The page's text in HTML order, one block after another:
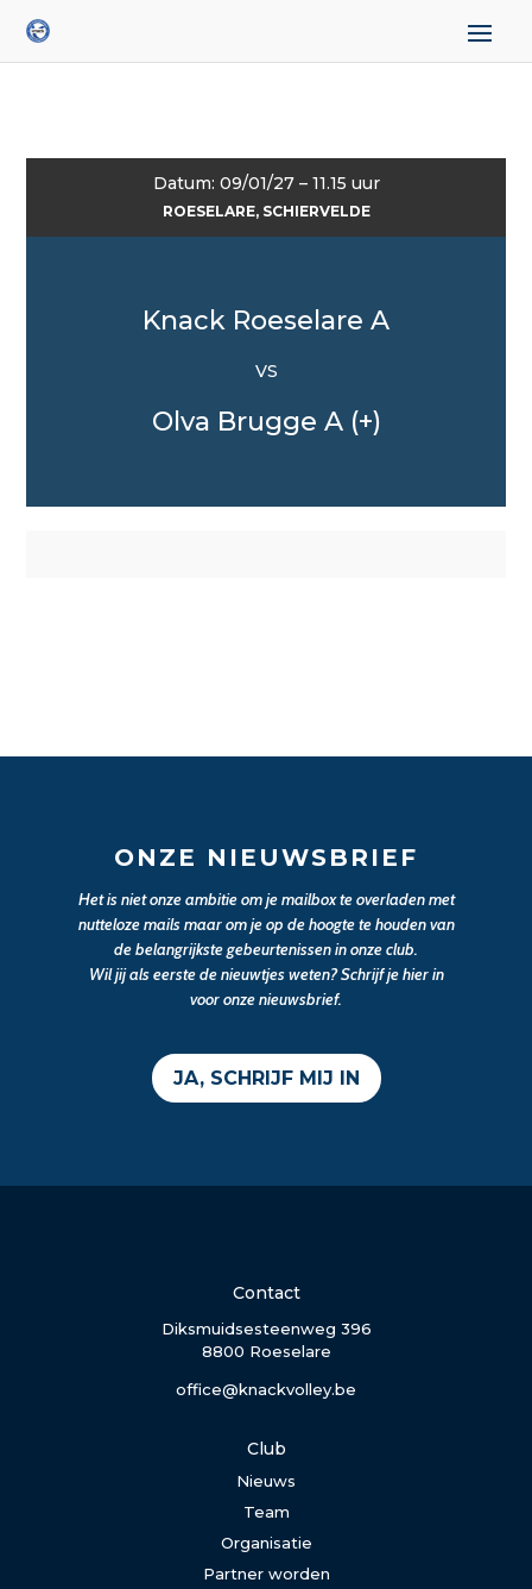
Datum: 09/01/27 – 11.15 uur
ROESELARE, SCHIERVELDE
Knack Roeselare A
VS
Olva Brugge A (+)
ONZE NIEUWSBRIEF
Het is niet onze ambitie om je mailbox te overladen met
nutteloze mails maar om je op de hoogte te houden van
de belangrijkste gebeurtenissen in onze club.
Wil jij als eerste de nieuwtjes weten? Schrijf je hier in
voor onze nieuwsbrief.
JA, SCHRIJF MIJ IN
Contact
Diksmuidsesteenweg 396
8800 Roeselare
office@knackvolley.be
Club
Nieuws
Team
Organisatie
Partner worden